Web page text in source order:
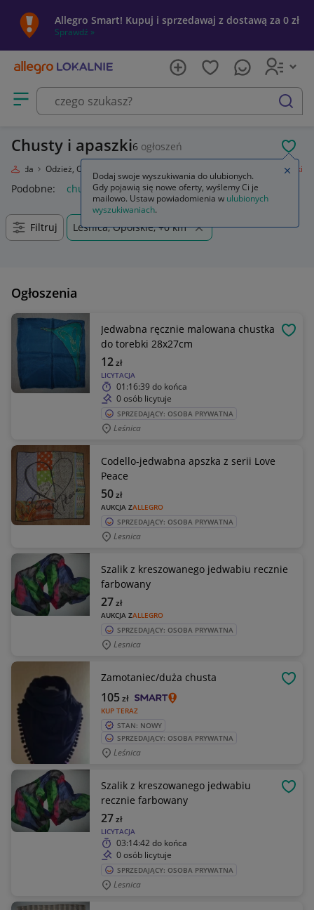
Allegro Smart! Kupuj i sprzedawaj z dostawą za 0 zł
Sprawdź »
Otwórz menu z kategoriami
szukaj
Chusty i apaszki6 ogłoszeń
Moda Odzież, Obuwie, Dodatki Chusty i apaszki
Podobne: chusty i apaszki
Filtruj Leśnica, Opolskie, +0 km
Ogłoszenia
Jedwabna ręcznie malowana chustka
do torebki 28x27cm
LICYTACJA
12zł
01:16:39 do końca
0 osób licytuje
SPRZEDAJĄCY: OSOBA PRYWATNA
Leśnica
Codello-jedwabna apszka z serii Love
Peace
AUKCJA ZALLEGRO
50zł
SPRZEDAJĄCY: OSOBA PRYWATNA
Lesnica
Szalik z kreszowanego jedwabiu recznie
farbowany
AUKCJA ZALLEGRO
27zł
SPRZEDAJĄCY: OSOBA PRYWATNA
Lesnica
Zamotaniec/duża chusta
KUP TERAZ
105zł
STAN: NOWY
SPRZEDAJĄCY: OSOBA PRYWATNA
Leśnica
Szalik z kreszowanego jedwabiu
recznie farbowany
LICYTACJA
27zł
03:14:42 do końca
0 osób licytuje
SPRZEDAJĄCY: OSOBA PRYWATNA
Lesnica
Dodaj swoje wyszukiwania do ulubionych.
Gdy pojawią się nowe oferty, wyślemy Ci je
mailowo. Ustaw powiadomienia w ulubionych
wyszukiwaniach.